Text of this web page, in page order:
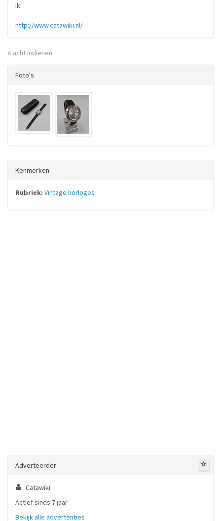
Ik
http://www.catawiki.nl/
Klacht indienen
Foto's
Kenmerken
Rubriek: Vintage horloges
Adverteerder
Catawiki
Actief sinds 7 jaar
Bekijk alle advertenties